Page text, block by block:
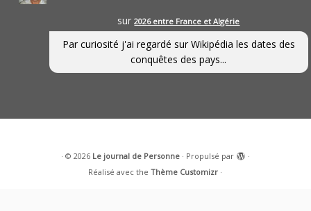
sur2026 entre France et Algérie
Par curiosité j'ai regardé sur Wikipédia les dates des
conquêtes des pays...
· © 2026 Le journal de Personne· Propulsé par
·
Réalisé avec theThème Customizr ·